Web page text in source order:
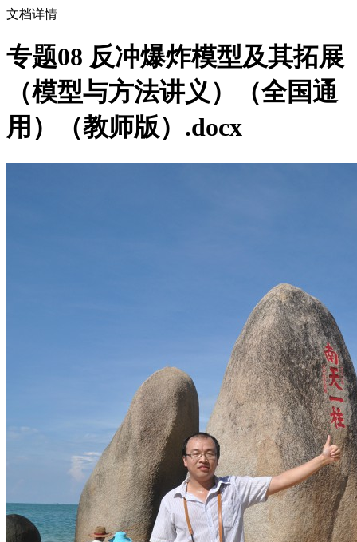
文档详情
专题08 反冲爆炸模型及其拓展
（模型与方法讲义）（全国通
用）（教师版）.docx